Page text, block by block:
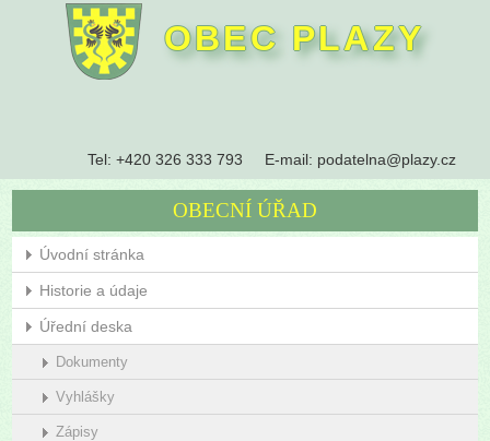
OBEC PLAZY
Tel: +420 326 333 793 E-mail: podatelna@plazy.cz
OBECNÍ ÚŘAD
Úvodní stránka
Historie a údaje
Úřední deska
Dokumenty
Vyhlášky
Zápisy